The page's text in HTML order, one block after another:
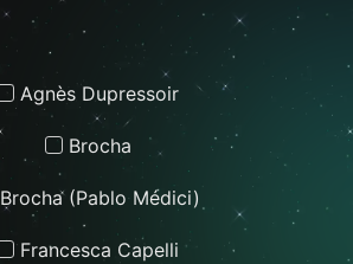
Agnès Dupressoir
Brocha
Brocha (Pablo Médici)
Francesca Capelli